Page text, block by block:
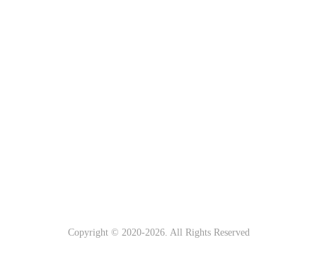
Copyright © 2020-2026. All Rights Reserved